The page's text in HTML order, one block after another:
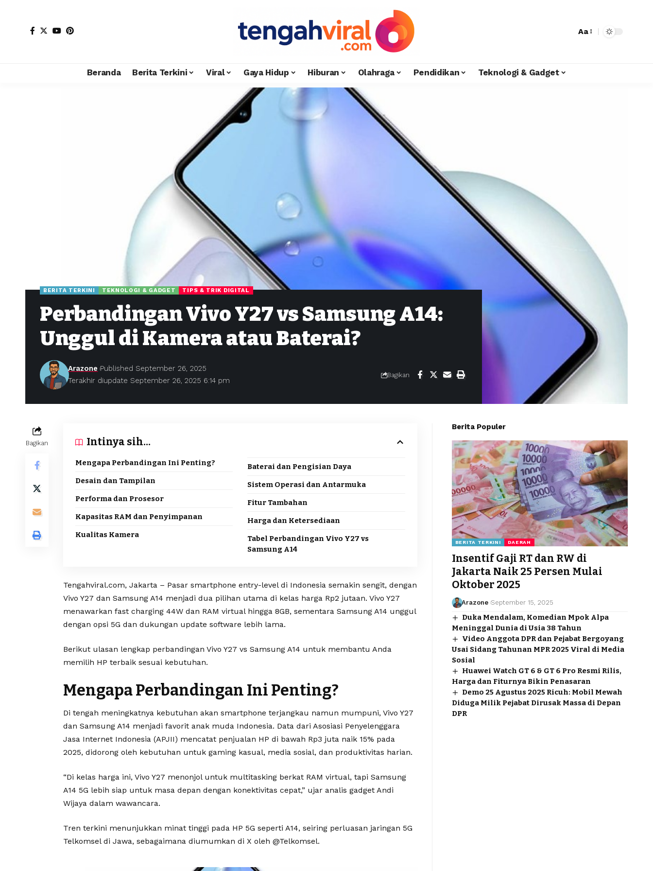
Aa
Beranda Berita Terkini Viral Gaya Hidup Hiburan Olahraga Pendidikan Teknologi & Gadget
BERITA TERKINI TEKNOLOGI & GADGET TIPS & TRIK DIGITAL
Perbandingan Vivo Y27 vs Samsung A14:
Unggul di Kamera atau Baterai?
Terakhir diupdate September 26, 2025 6:14 pm
Arazone Published September 26, 2025
Bagikan
Bagikan Intinya sih...
Mengapa Perbandingan Ini Penting?
Desain dan Tampilan
Performa dan Prosesor
Kapasitas RAM dan Penyimpanan
Kualitas Kamera
Baterai dan Pengisian Daya
Sistem Operasi dan Antarmuka
Fitur Tambahan
Harga dan Ketersediaan
Tabel Perbandingan Vivo Y27 vs
Samsung A14
Tengahviral.com, Jakarta – Pasar smartphone entry-level di Indonesia semakin sengit, dengan
Vivo Y27 dan Samsung A14 menjadi dua pilihan utama di kelas harga Rp2 jutaan. Vivo Y27
menawarkan fast charging 44W dan RAM virtual hingga 8GB, sementara Samsung A14 unggul
dengan opsi 5G dan dukungan update software lebih lama.
Berikut ulasan lengkap perbandingan Vivo Y27 vs Samsung A14 untuk membantu Anda
memilih HP terbaik sesuai kebutuhan.
Mengapa Perbandingan Ini Penting?
Di tengah meningkatnya kebutuhan akan smartphone terjangkau namun mumpuni, Vivo Y27
dan Samsung A14 menjadi favorit anak muda Indonesia. Data dari Asosiasi Penyelenggara
Jasa Internet Indonesia (APJII) mencatat penjualan HP di bawah Rp3 juta naik 15% pada
2025, didorong oleh kebutuhan untuk gaming kasual, media sosial, dan produktivitas harian.
“Di kelas harga ini, Vivo Y27 menonjol untuk multitasking berkat RAM virtual, tapi Samsung
A14 5G lebih siap untuk masa depan dengan konektivitas cepat,” ujar analis gadget Andi
Wijaya dalam wawancara.
Tren terkini menunjukkan minat tinggi pada HP 5G seperti A14, seiring perluasan jaringan 5G
Telkomsel di Jawa, sebagaimana diumumkan di X oleh @Telkomsel.
Berita Populer
BERITA TERKINI DAERAH
Insentif Gaji RT dan RW di
Jakarta Naik 25 Persen Mulai
Oktober 2025
Arazone September 15, 2025
Duka Mendalam, Komedian Mpok Alpa
Meninggal Dunia di Usia 38 Tahun
Video Anggota DPR dan Pejabat Bergoyang
Usai Sidang Tahunan MPR 2025 Viral di Media
Sosial
Huawei Watch GT 6 & GT 6 Pro Resmi Rilis,
Harga dan Fiturnya Bikin Penasaran
Demo 25 Agustus 2025 Ricuh: Mobil Mewah
Diduga Milik Pejabat Dirusak Massa di Depan
DPR